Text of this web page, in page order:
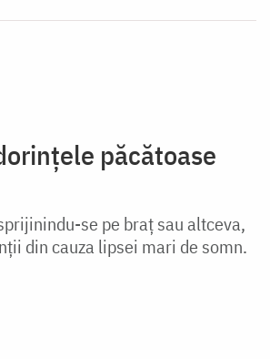
păcătoase
se pe braţ sau altceva,
din cauza lipsei mari de somn.